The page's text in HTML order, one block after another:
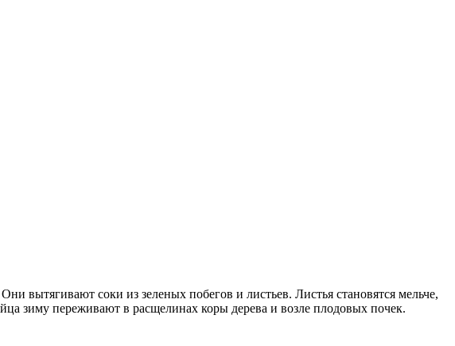
вытягивают соки из зеленых побегов и листьев. Листья становятся мельче,
зиму переживают в расщелинах коры дерева и возле плодовых почек.